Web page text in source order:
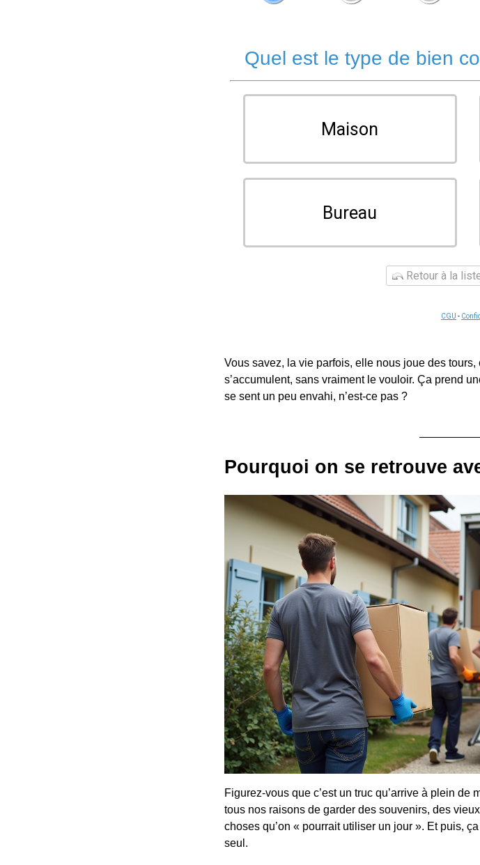
Quel est le type de bien
Maison
Bureau
Retour à la
CGU -
Vous savez, la vie parfois, elle nous joue des
s’accumulent, sans vraiment le vouloir. Ça prend
se sent un peu envahi, n’est-ce pas ?
Pourquoi on se retrouve
Figurez-vous que c’est un truc qu’arrive à plein de
tous nos raisons de garder des souvenirs, des
choses qu’on « pourrait utiliser un jour ». Et puis,
seul.